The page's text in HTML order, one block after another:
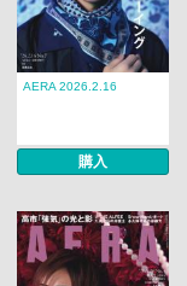
AERA 2026.2.16
購入